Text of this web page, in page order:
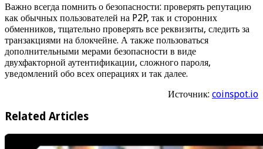
Важно всегда помнить о безопасности: проверять репутацию
как обычных пользователей на P2P, так и сторонних
обменников, тщательно проверять все реквизиты, следить за
транзакциями на блокчейне. А также пользоваться
дополнительными мерами безопасности в виде
двухфакторной аутентификации, сложного пароля,
уведомлений обо всех операциях и так далее.
Источник: coinspot.io
Related Articles